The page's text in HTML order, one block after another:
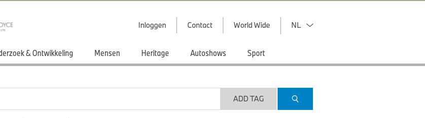
Inloggen Contact World Wide NL
& Ontwikkeling Mensen Heritage Autoshows Sport
ADD TAG